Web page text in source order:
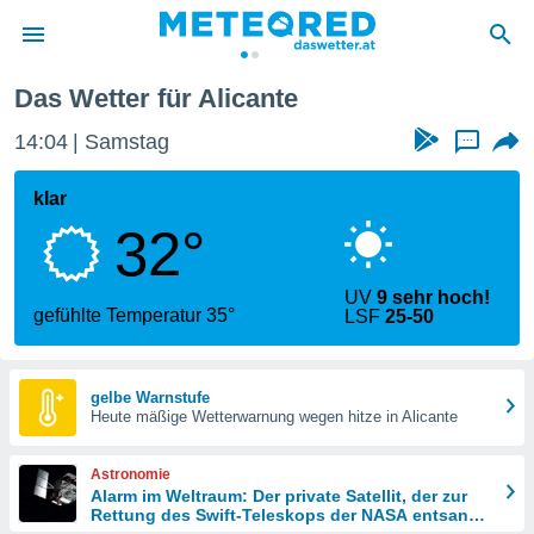
wurde
dass
sind.
diese
Das Wetter für Alicante
14:04 Samstag ...
klar
32°
gefühlte Temperatur 35°
UV9 sehr hoch!
LSF25-50
gelbe Warnstufe
Heute mäßige Wetterwarnung wegen hitze in Alicante
Astronomie
Alarm im Weltraum: Der private Satellit, der zur
Rettung des Swift-Teleskops der NASA entsandt